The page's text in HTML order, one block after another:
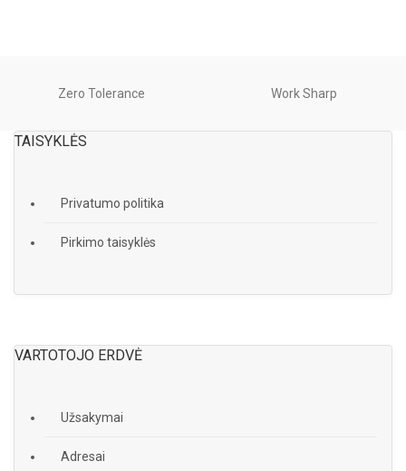
Zero Tolerance Work Sharp
TAISYKLĖS
Privatumo politika
Pirkimo taisyklės
VARTOTOJO ERDVĖ
Užsakymai
Adresai